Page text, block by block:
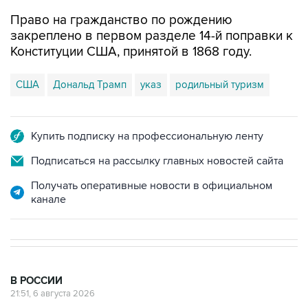
Право на гражданство по рождению
закреплено в первом разделе 14-й поправки к
Конституции США, принятой в 1868 году.
США Дональд Трамп указ родильный туризм
Купить подписку на профессиональную ленту
Подписаться на рассылку главных новостей сайта
Получать оперативные новости в официальном
канале
В РОССИИ
21:51, 6 августа 2026